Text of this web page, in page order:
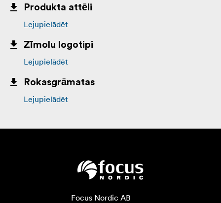
Produkta attēli
Lejupielādēt
Zīmolu logotipi
Lejupielādēt
Rokasgrāmatas
Lejupielādēt
Focus Nordic AB